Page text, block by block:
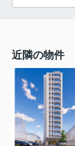
近隣の物件